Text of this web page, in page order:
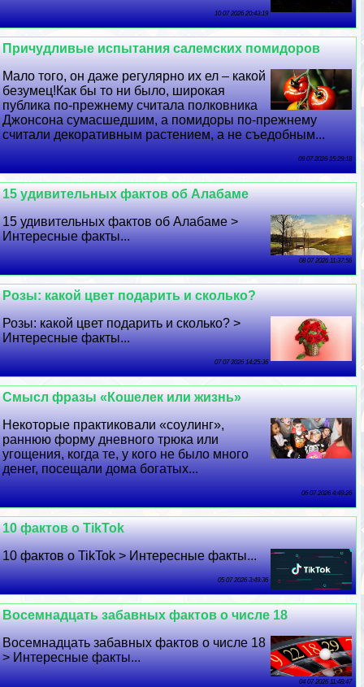
10 07 2026 20:43:19
Причудливые испытания салемских помидоров
Мало того, он даже регулярно их ел – какой
безумец!Как бы то ни было, широкая
публика по-прежнему считала полковника
Джонсона cyмacшедшим, а помидоры по-прежнему
считали декоративным растением, а не съедобным...
09 07 2026 15:29:18
15 удивительных фактов об Алабаме
15 удивительных фактов об Алабаме >
Интересные факты...
08 07 2026 11:37:56
Розы: какой цвет подарить и сколько?
Розы: какой цвет подарить и сколько? >
Интересные факты...
07 07 2026 14:25:36
Смысл фразы «Кошелек или жизнь»
Некоторые пpaктиковали «соулинг»,
раннюю форму дневного трюка или
угощения, когда те, у кого не было много
денег, посещали дома богатых...
06 07 2026 4:49:26
10 фактов о TikTok
10 фактов о TikTok > Интересные факты...
05 07 2026 3:49:36
Восемнадцать забавных фактов о числе 18
Восемнадцать забавных фактов о числе 18
> Интересные факты...
04 07 2026 11:48:47